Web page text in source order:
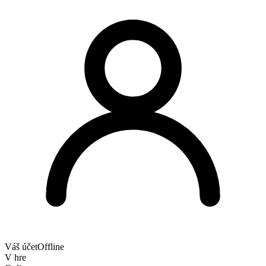
Váš účetOffline
V hre